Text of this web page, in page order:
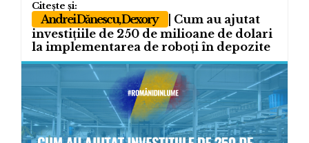
Andrei Dănescu, Dexory
| Cum au ajutat
investițiile de 250 de milioane de dolari
la implementarea de roboți în depozite